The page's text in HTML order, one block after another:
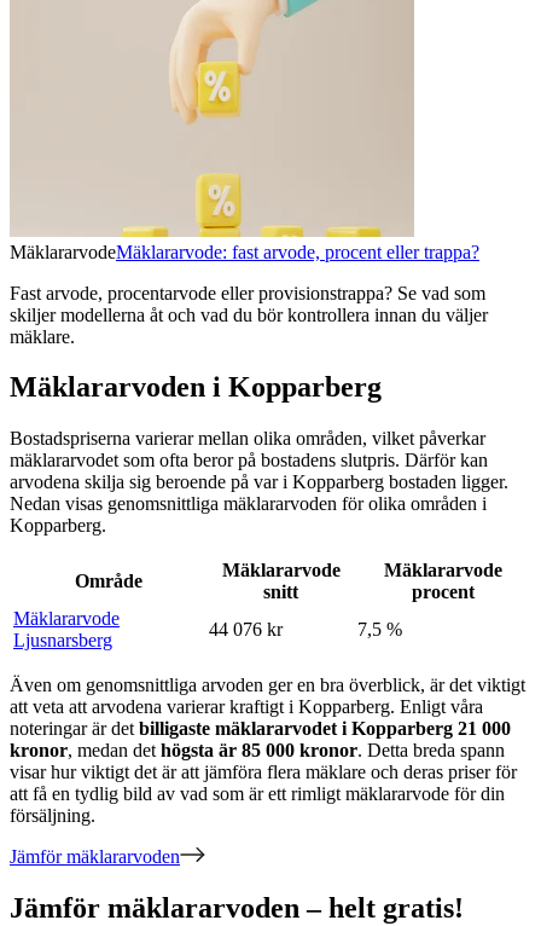
MäklararvodeMäklararvode: fast arvode, procent eller trappa?
Fast arvode, procentarvode eller provisionstrappa? Se vad som
skiljer modellerna åt och vad du bör kontrollera innan du väljer
mäklare.
Mäklararvoden i Kopparberg
Bostadspriserna varierar mellan olika områden, vilket påverkar
mäklararvodet som ofta beror på bostadens slutpris. Därför kan
arvodena skilja sig beroende på vari Kopparberg bostaden ligger.
Nedan visas genomsnittliga mäklararvoden för olika områden i
Kopparberg.
Område
Mäklararvode
snitt
Mäklararvode
procent
Mäklararvode
Ljusnarsberg
44 076 kr 7,5 %
Även om genomsnittliga arvoden ger en bra överblick, är det viktigt
att veta att arvodena varierar kraftigt i Kopparberg. Enligt våra
noteringar är det billigaste mäklararvodet i Kopparberg 21 000
kronor, medan det högsta är 85 000 kronor. Detta breda spann
visar hur viktigt det är att jämföra flera mäklare och deras priser för
att få en tydlig bild av vad som är ett rimligt mäklararvode för din
försäljning.
Jämför mäklararvoden
Jämför mäklararvoden – helt gratis!